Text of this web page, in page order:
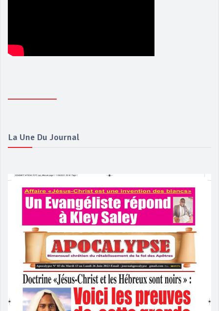
La Une Du Journal